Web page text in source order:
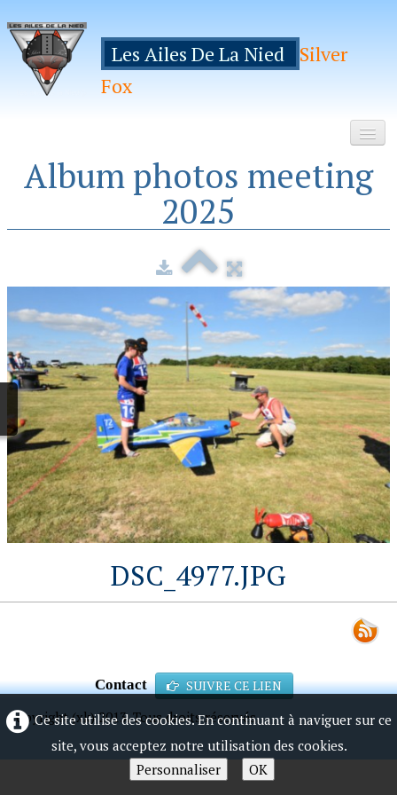
Les Ailes De La Nied
Silver
Fox
Accueil
Inscription
Manifestations
Hebergements
Album photos meeting
2025
DSC_4977.JPG
Contact SUIVRE CE LIEN
Copyright (xk) 2013. Tous droits réservés.
Ce site utilise des cookies. En continuant à naviguer sur ce
site, vous acceptez notre utilisation des cookies.
Personnaliser
OK